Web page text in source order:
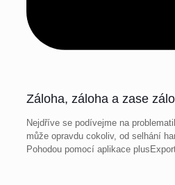
Záloha, záloha a zase
Nejdříve se podívejme na
může opravdu cokoliv, od selhání
Pohodou pomocí aplikace